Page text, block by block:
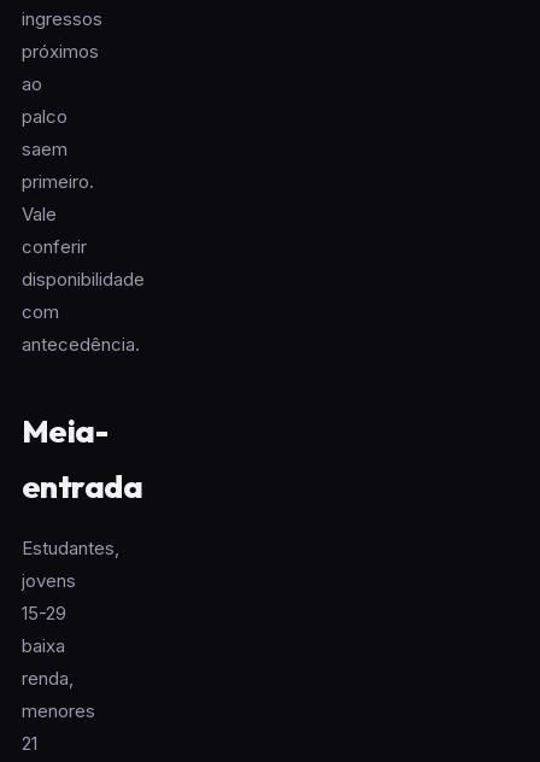
ingressos
próximos
ao
palco
saem
primeiro.
Vale
conferir
disponibilidade
com
antecedência.
Meia-
entrada
Estudantes,
jovens
15-29
baixa
renda,
menores
21